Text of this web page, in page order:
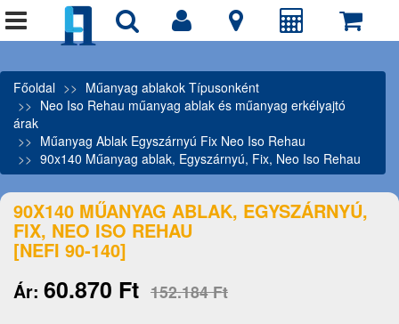
Főoldal
Műanyag ablakok Típusonként
Neo Iso Rehau műanyag ablak és műanyag erkélyajtó
árak
Műanyag Ablak Egyszárnyú Fix Neo Iso Rehau
90x140 Műanyag ablak, Egyszárnyú, Fix, Neo Iso Rehau
90X140 MŰANYAG ABLAK, EGYSZÁRNYÚ,
FIX, NEO ISO REHAU
[NEFI 90-140]
Ár: 60.870 Ft 152.184 Ft